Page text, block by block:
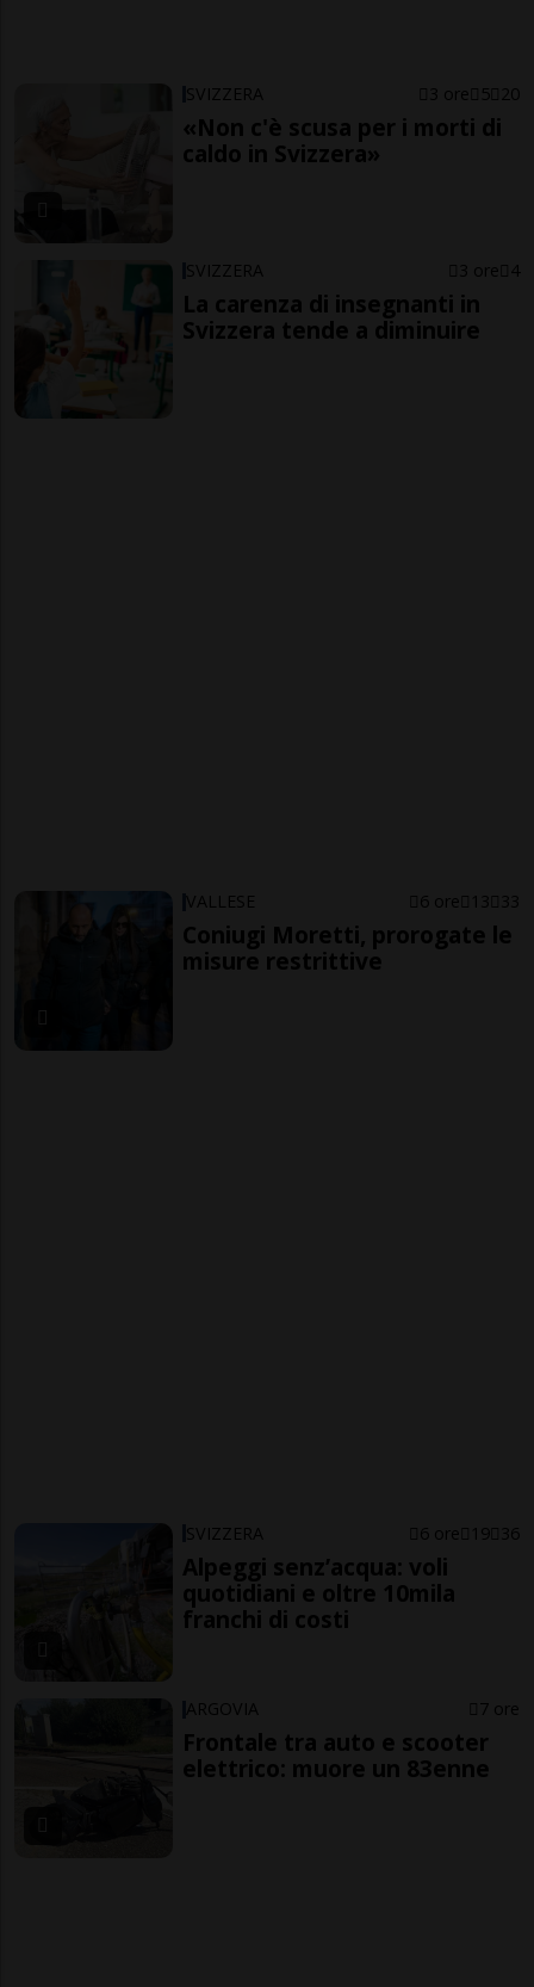
SVIZZERA 3 ore 5 20
«Non c'è scusa per i morti di
caldo in Svizzera»
SVIZZERA 3 ore 4
La carenza di insegnanti in
Svizzera tende a diminuire
VALLESE 6 ore 13 33
Coniugi Moretti, prorogate le
misure restrittive
SVIZZERA 6 ore 19 36
Alpeggi senz’acqua: voli
quotidiani e oltre 10mila
franchi di costi
ARGOVIA 7 ore
Frontale tra auto e scooter
elettrico: muore un 83enne